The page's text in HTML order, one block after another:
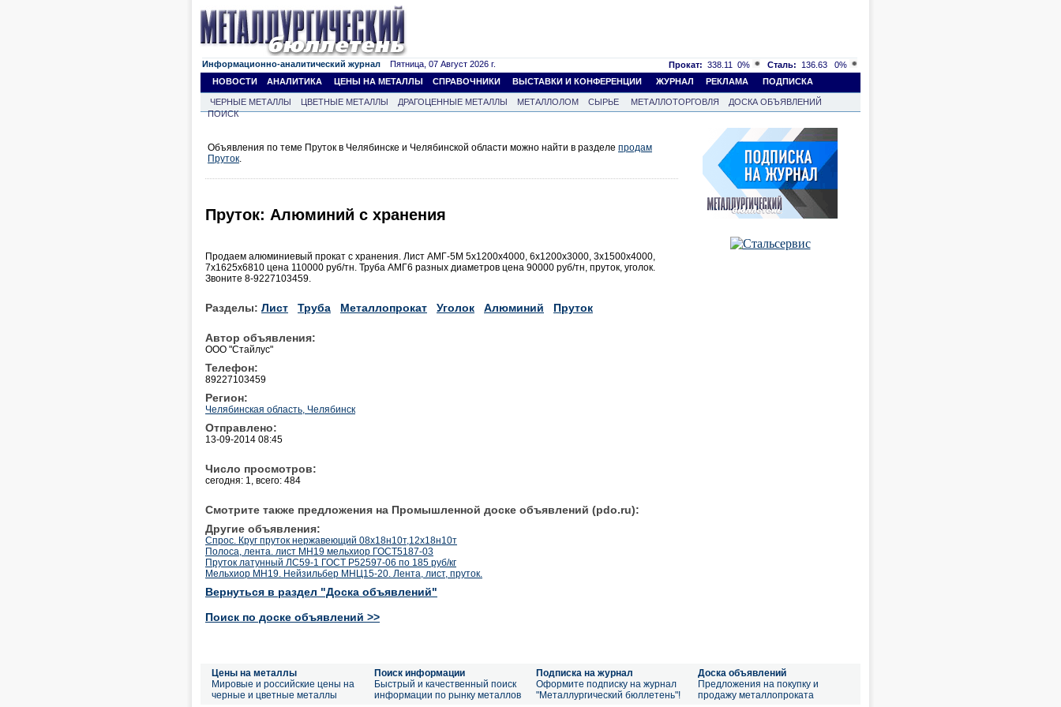
Информационно-аналитический журнал Пятница, 07 Август 2026 г. Прокат: 338.11 0% Сталь: 136.63
0%
НОВОСТИ
АНАЛИТИКА ЦЕНЫ НА МЕТАЛЛЫ СПРАВОЧНИКИ ВЫСТАВКИ И КОНФЕРЕНЦИИ ЖУРНАЛ РЕКЛАМА ПОДПИСКА
ЧЕРНЫЕ МЕТАЛЛЫ ЦВЕТНЫЕ МЕТАЛЛЫ ДРАГОЦЕННЫЕ МЕТАЛЛЫ МЕТАЛЛОЛОМ СЫРЬЕ МЕТАЛЛОТОРГОВЛЯ
ДОСКА ОБЪЯВЛЕНИЙ
ПОИСК
Объявления по теме Пруток в Челябинске и Челябинской области можно найти в разделе продам
Пруток.
Пруток: Алюминий с хранения
Продаем алюминиевый прокат с хранения. Лист АМГ-5М 5х1200х4000, 6х1200х3000, 3х1500х4000,
7х1625х6810 цена 110000 руб/тн. Труба АМГ6 разных диаметров цена 90000 руб/тн, пруток, уголок.
Звоните 8-9227103459.
Разделы: Лист Труба Металлопрокат Уголок Алюминий Пруток
Автор объявления:
ООО "Стайлус"
Телефон:
89227103459
Регион:
Челябинская область, Челябинск
Отправлено:
13-09-2014 08:45
Число просмотров:
сегодня: 1, всего: 484
Смотрите также предложения на Промышленной доске объявлений (pdo.ru):
Другие объявления:
Спрос. Круг пруток нержавеющий 08х18н10т,12х18н10т
Полоса, лента. лист МН19 мельхиор ГОСТ5187-03
Пруток латунный ЛС59-1 ГОСТ Р52597-06 по 185 руб/кг
Мельхиор МН19. Нейзильбер МНЦ15-20. Лента, лист, пруток.
Вернуться в раздел "Доска объявлений"
Поиск по доске объявлений >>
Цены на металлы
Мировые и российские цены на
черные и цветные металлы
Поиск информации
Быстрый и качественный поиск
информации по рынку металлов
Подписка на журнал
Оформите подписку на журнал
"Металлургический бюллетень"!
Доска объявлений
Предложения на покупку и
продажу металлопроката